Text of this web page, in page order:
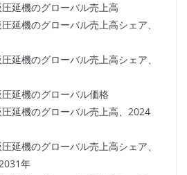
延機のグローバル売上高
延機のグローバル売上高シェア、
延機のグローバル売上高シェア、
延機のグローバル価格
圧延機のグローバル売上高、2024
延機のグローバル売上高シェア、
年